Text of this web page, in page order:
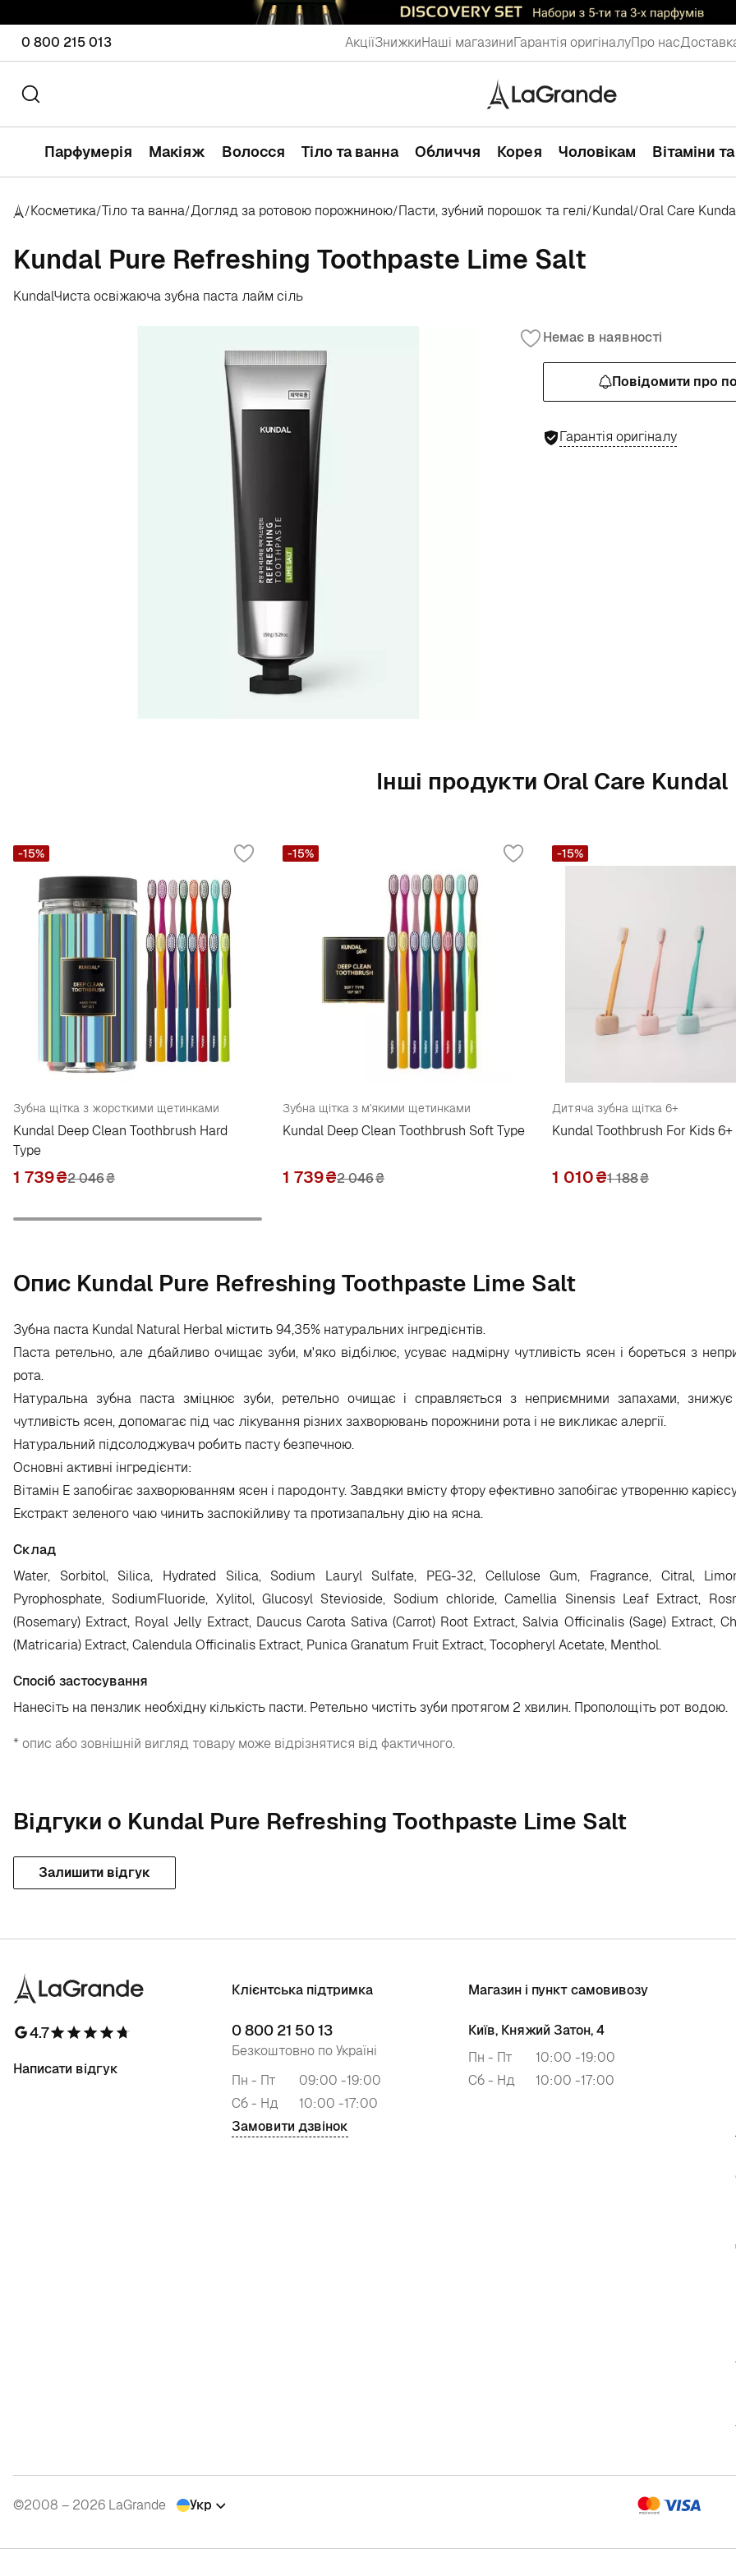
0 800 215 013 АкціїЗнижкиНаші магазиниГарантія оригіналуПро нас
Парфумерія Макіяж Волосся Тіло та ванна Обличчя Корея Чоловікам Вітаміни
/Косметика/Тіло та ванна/Догляд за ротовою порожниною/Пасти, зубний порошок та гелі/Kundal/Oral Care
Kundal Pure Refreshing Toothpaste Lime Salt
KundalЧиста освіжаюча зубна паста лайм сіль
Немає в наявності
Повідомити про
Гарантія оригіналу
Інші продукти Oral Care Kundal
Зубна щітка з жорсткими щетинками
Kundal Deep Clean Toothbrush Hard
Type
1 739₴2 046₴
-15%
Зубна щітка з м'якими щетинками
Kundal Deep Clean Toothbrush Soft Type
1 739₴2 046₴
-15%
Дитяча зубна щітка 6+
Kundal Toothbrush For Kids 6+
1 010₴1 188₴
-15%
Опис Kundal Pure Refreshing Toothpaste Lime Salt
Зубна паста Kundal Natural Herbal містить 94,35% натуральних інгредієнтів.
Паста ретельно, але дбайливо очищає зуби, м'яко відбілює, усуває надмірну чутливість ясен і бореться з
рота.
Натуральна зубна паста зміцнює зуби, ретельно очищає і справляється з неприємними запахами, знижує
чутливість ясен, допомагає під час лікування різних захворювань порожнини рота і не викликає алергії.
Натуральний підсолоджувач робить пасту безпечною.
Основні активні інгредієнти:
Вітамін Е запобігає захворюванням ясен і пародонту. Завдяки вмісту фтору ефективно запобігає утворенню
Екстракт зеленого чаю чинить заспокійливу та протизапальну дію на ясна.
Склад
Water, Sorbitol, Silica, Hydrated Silica, Sodium Lauryl Sulfate, PEG-32, Cellulose Gum, Fragrance, Citral,
Pyrophosphate, SodiumFluoride, Xylitol, Glucosyl Stevioside, Sodium chloride, Camellia Sinensis Leaf Extract,
(Rosemary) Extract, Royal Jelly Extract, Daucus Carota Sativa (Carrot) Root Extract, Salvia Officinalis (Sage) Extract,
(Matricaria) Extract, Calendula Officinalis Extract, Punica Granatum Fruit Extract, Tocopheryl Acetate, Menthol.
Спосіб застосування
Нанесіть на пензлик необхідну кількість пасти. Ретельно чистіть зуби протягом 2 хвилин. Прополощіть рот водою.
* опис або зовнішній вигляд товару може відрізнятися від фактичного.
Відгуки о Kundal Pure Refreshing Toothpaste Lime Salt
Залишити відгук
4.7
Написати відгук
Клієнтська підтримка
0 800 21 50 13
Безкоштовно по Україні
Пн - Пт
09:00 -19:00
Сб - Нд
10:00 -17:00
Замовити дзвінок
Магазин і пункт самовивозу
Київ, Княжий Затон, 4
Пн - Пт
10:00 -19:00
Сб - Нд
10:00 -17:00
©2008 – 2026 LaGrande Укр